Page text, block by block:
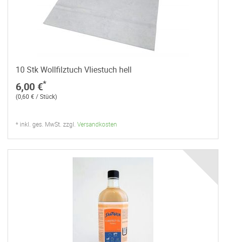
10 Stk Wollfilztuch Vliestuch hell
6,00 €*
(0,60 € / Stück)
* inkl. ges. MwSt. zzgl. Versandkosten